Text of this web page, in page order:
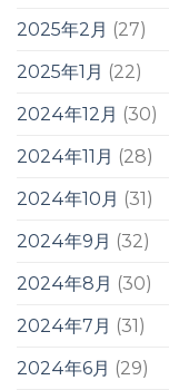
2025年2月 (27)
2025年1月 (22)
2024年12月 (30)
2024年11月 (28)
2024年10月 (31)
2024年9月 (32)
2024年8月 (30)
2024年7月 (31)
2024年6月 (29)